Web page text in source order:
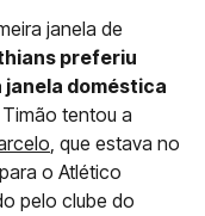
janela de
preferiu
doméstica
tentou a
, que estava no
o Atlético
pelo clube do